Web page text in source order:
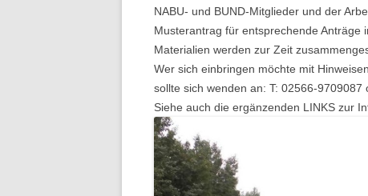
NABU- und BUND-Mitglieder und der
Musterantrag für entsprechende Anträge
Materialien werden zur Zeit
Wer sich einbringen möchte mit
sollte sich wenden an: T: 02566-9709087
Siehe auch die ergänzenden LINKS zur